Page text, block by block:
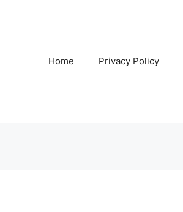
Home Privacy Policy